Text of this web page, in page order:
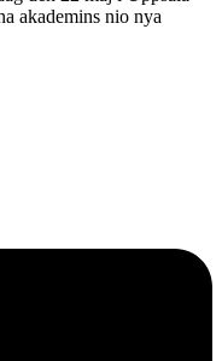
akademins nio nya